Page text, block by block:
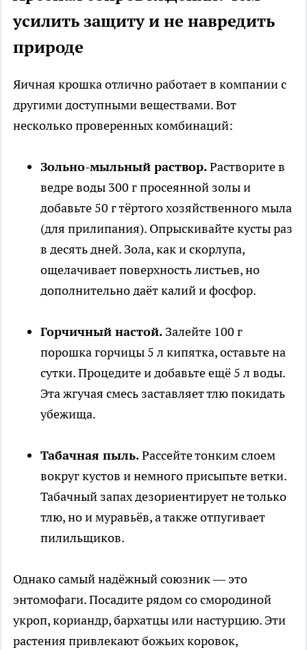
усилить защиту и не навредить
природе
Яичная крошка отлично работает в компании с
другими доступными веществами. Вот
несколько проверенных комбинаций:
Зольно-мыльный раствор.Растворите в
ведре воды 300 г просеянной золы и
добавьте 50 г тёртого хозяйственного мыла
(для прилипания). Опрыскивайте кусты раз
в десять дней. Зола, как и скорлупа,
ощелачивает поверхность листьев, но
дополнительно даёт калий и фосфор.
Горчичный настой. Залейте 100 г
порошка горчицы 5 л кипятка, оставьте на
сутки. Процедите и добавьте ещё 5 л воды.
Эта жгучая смесь заставляет тлю покидать
убежища.
Табачная пыль.Рассейте тонким слоем
вокруг кустов и немного присыпьте ветки.
Табачный запах дезориентирует не только
тлю, но и муравьёв, а также отпугивает
пилильщиков.
Однако самый надёжный союзник — это
энтомофаги. Посадите рядом со смородиной
укроп, кориандр, бархатцы или настурцию. Эти
растения привлекают божьих коровок,